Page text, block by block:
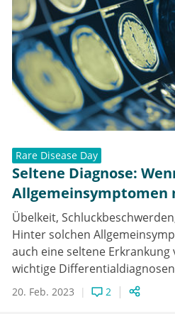
Rare Disease Day
Seltene Diagnose:
Allgemeinsymptomen
Übelkeit,
Hinter solchen
auch eine seltene Erkrankung
wichtige
20. Feb. 2023 2